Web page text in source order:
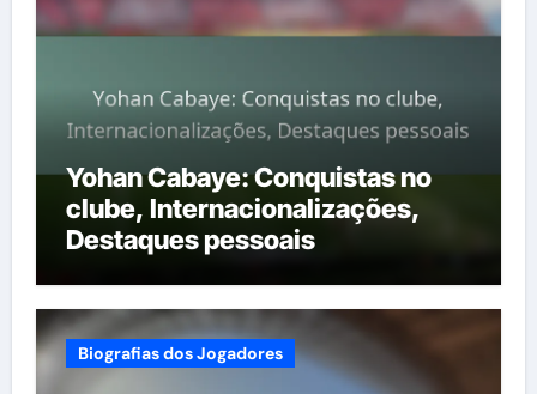
Yohan Cabaye: Conquistas no
clube, Internacionalizações,
Destaques pessoais
Biografias dos Jogadores